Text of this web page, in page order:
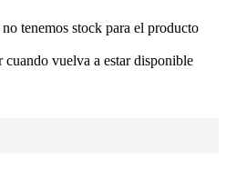
tenemos stock para el producto
cuando vuelva a estar disponible